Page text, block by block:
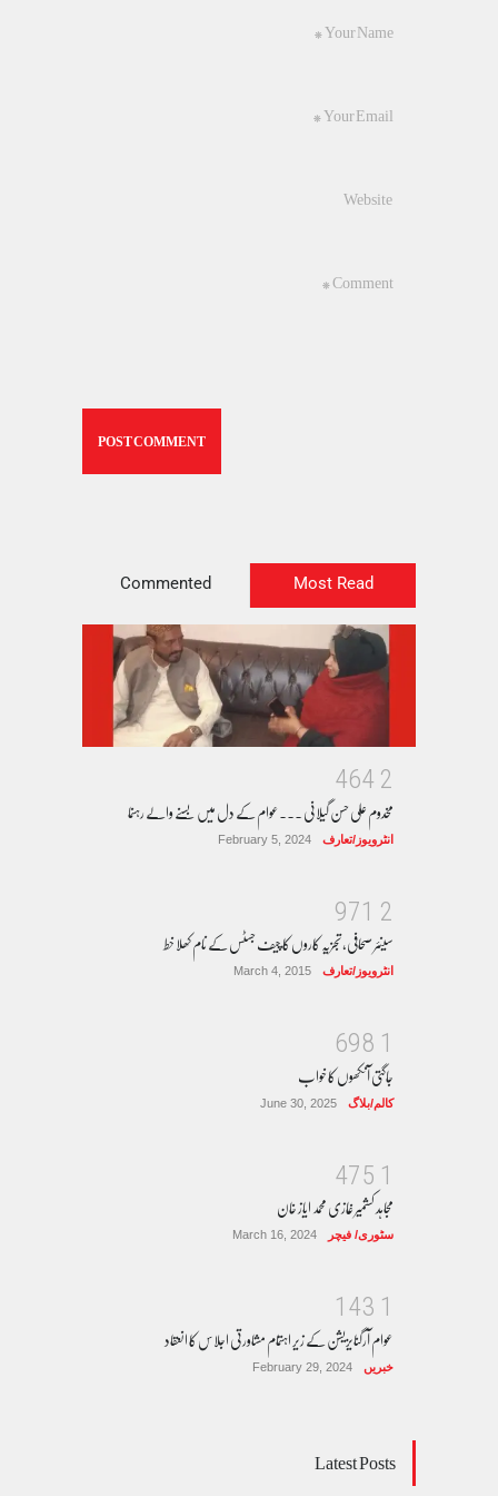
Most Read
Commented
2
4
6
4
مخدوم علی حسن گیلانی ۔۔۔عوام کے دل میں بسنے والے رہنما
انٹرویوز/تعارف February 5, 2024
2
1
7
9
سینئر صحافی، تجزیہ کاروں کا چیف جسٹس کے نام کھلا خط
انٹرویوز/تعارف March 4, 2015
1
8
9
6
جاگتی آنکھوں کا خواب
کالم/بلاگ June 30, 2025
1
5
7
4
مجاہد کشمیر غازی محمد ایاز خان
سٹوری/ فیچر March 16, 2024
1
3
4
1
عوام آرگنایزیشن کے زیر اہتمام مشاورتی اجلاس کا انعقاد
خبریں February 29, 2024
Latest Posts